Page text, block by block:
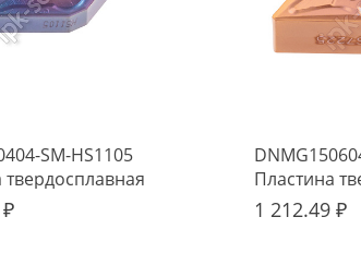
SM-HS1105
твердосплавная
Пластина
Hadsto
1 212.49 ₽